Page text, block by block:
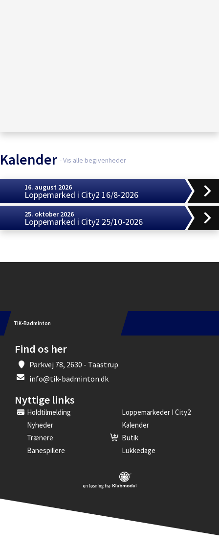
Kalender - Vis alle begivenheder
16. august 2026
Loppemarked i City2 16/8-2026
25. oktober 2026
Loppemarked i City2 25/10-2026
TIK-Badminton
Find os her
Parkvej 78, 2630 - Taastrup
info@tik-badminton.dk
Nyttige links
Holdtilmelding
Loppemarkeder I City2
Nyheder
Kalender
Trænere
Butik
Banespillere
Lukkedage